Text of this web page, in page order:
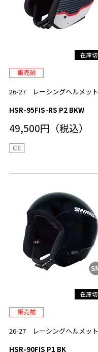
26-27 レーシングヘルメット
HSR-95FIS-RS P2 BKW
49,500円（税込）
26-27 レーシングヘルメット
HSR-90FIS P1 BK